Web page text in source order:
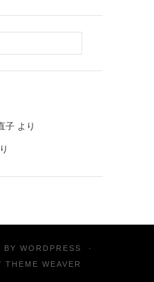
子 より
BY WORDPRESS
·
THEME WEAVER